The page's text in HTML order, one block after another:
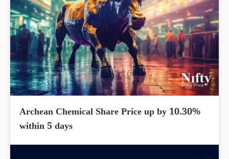
Archean Chemical Share Price up by 10.30%
within 5 days